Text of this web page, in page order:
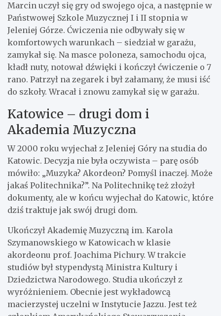
Marcin uczył się gry od swojego ojca, a następnie w
Państwowej Szkole Muzycznej I i II stopnia w
Jeleniej Górze. Ćwiczenia nie odbywały się w
komfortowych warunkach – siedział w garażu,
zamykał się. Na masce poloneza, samochodu ojca,
kładł nuty, notował dźwięki i kończył ćwiczenie o 7
rano. Patrzył na zegarek i był załamany, że musi iść
do szkoły. Wracał i znowu zamykał się w garażu.
Katowice – drugi dom i
Akademia Muzyczna
W 2000 roku wyjechał z Jeleniej Góry na studia do
Katowic. Decyzja nie była oczywista – parę osób
mówiło: „Muzyka? Akordeon? Pomyśl inaczej. Może
jakaś Politechnika?”. Na Politechnikę też złożył
dokumenty, ale w końcu wyjechał do Katowic, które
dziś traktuje jak swój drugi dom.
Ukończył Akademię Muzyczną im. Karola
Szymanowskiego w Katowicach w klasie
akordeonu prof. Joachima Pichury. W trakcie
studiów był stypendystą Ministra Kultury i
Dziedzictwa Narodowego. Studia ukończył z
wyróżnieniem. Obecnie jest wykładowcą
macierzystej uczelni w Instytucie Jazzu. Jest też